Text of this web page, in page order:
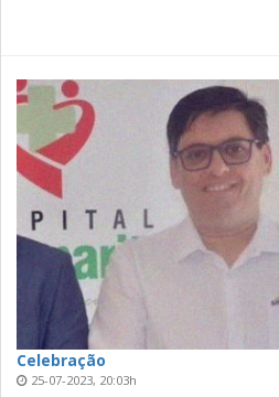
Celebração
25-07-2023, 20:03h